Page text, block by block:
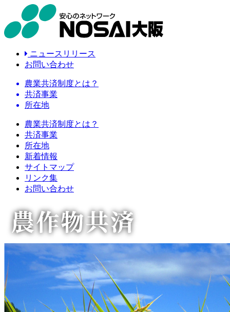
ニュースリリース
お問い合わせ
農業共済制度とは？
共済事業
所在地
農業共済制度とは？
共済事業
所在地
新着情報
サイトマップ
リンク集
お問い合わせ